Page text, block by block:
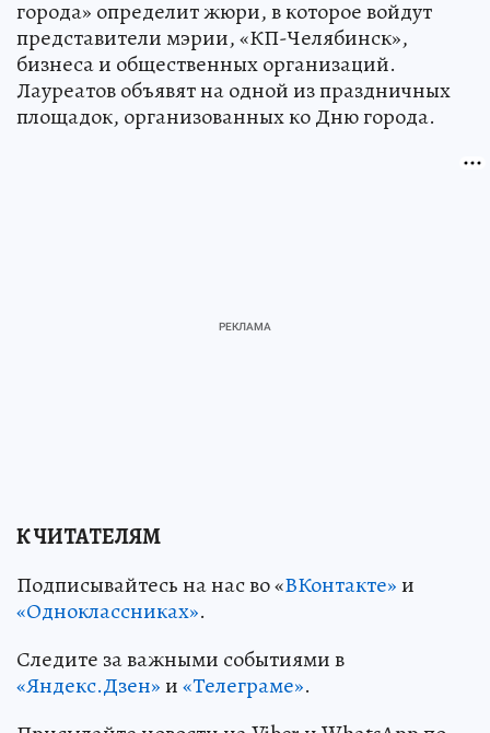
города» определит жюри, в которое войдут
представители мэрии, «КП-Челябинск»,
бизнеса и общественных организаций.
Лауреатов объявят на одной из праздничных
площадок, организованных ко Дню города.
К ЧИТАТЕЛЯМ
Подписывайтесь на нас во «ВКонтакте»и
«Одноклассниках».
Следите за важными событиями в
«Яндекс.Дзен»и«Телеграме».